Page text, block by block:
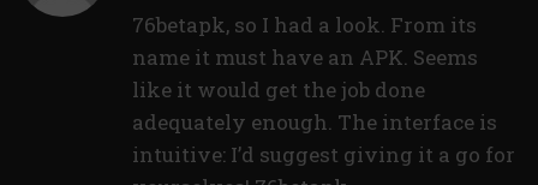
76betapk, so I had a look. From its
name it must have an APK. Seems
like it would get the job done
adequately enough. The interface is
intuitive: I’d suggest giving it a go for